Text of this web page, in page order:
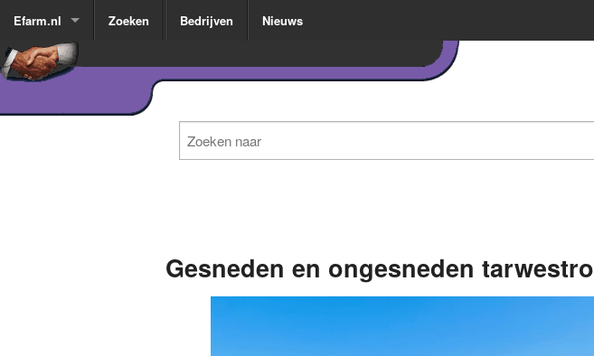
Efarm.nl Zoeken Bedrijven Nieuws
Gesneden en ongesneden tarwestro
3